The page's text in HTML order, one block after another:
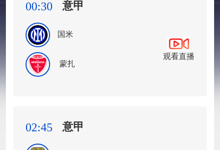
00:30 意甲
国米
蒙扎
观看直播
02:45 意甲